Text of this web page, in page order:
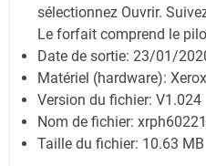
sélectionnez Ouvrir.
Le forfait comprend le
Date de sortie: 23/01/
Matériel (hardware):
Version du fichier: V1.024
Nom de fichier:
Taille du fichier: 10.63 MB